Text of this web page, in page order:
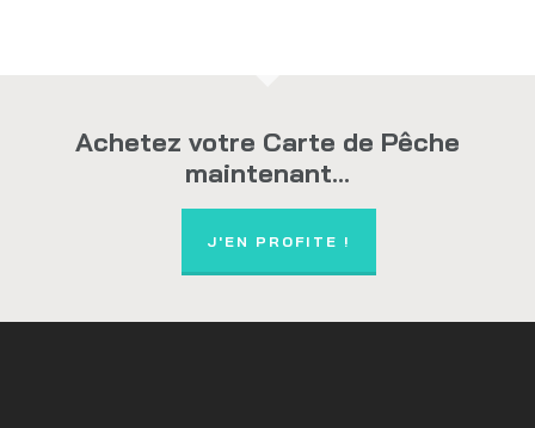
Achetez votre Carte de Pêche
maintenant...
J'EN PROFITE !